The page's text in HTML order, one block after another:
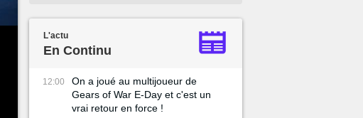
L'actu
En Continu
12:00
On a joué au multijoueur de
Gears of War E-Day et c'est un
vrai retour en force !